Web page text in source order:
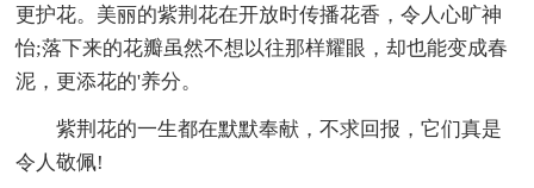
更护花。美丽的紫荆花在开放时传播花香，令人心旷神
怡;落下来的花瓣虽然不想以往那样耀眼，却也能变成春
泥，更添花的'养分。
紫荆花的一生都在默默奉献，不求回报，它们真是
令人敬佩!